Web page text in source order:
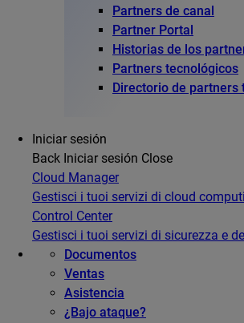
Partners de canal
Partner Portal
Historias de los
Partners tecnológicos
Directorio de partners
Iniciar sesión
Back Iniciar sesión Close
Cloud Manager
Gestisci i tuoi servizi di cloud
Control Center
Gestisci i tuoi servizi di sicurezza e
Documentos
Ventas
Asistencia
¿Bajo ataque?